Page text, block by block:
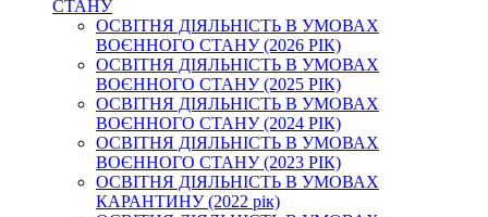
СТАНУ
ОСВІТНЯ ДІЯЛЬНІСТЬ В УМОВАХ
ВОЄННОГО СТАНУ (2026 РІК)
ОСВІТНЯ ДІЯЛЬНІСТЬ В УМОВАХ
ВОЄННОГО СТАНУ (2025 РІК)
ОСВІТНЯ ДІЯЛЬНІСТЬ В УМОВАХ
ВОЄННОГО СТАНУ (2024 РІК)
ОСВІТНЯ ДІЯЛЬНІСТЬ В УМОВАХ
ВОЄННОГО СТАНУ (2023 РІК)
ОСВІТНЯ ДІЯЛЬНІСТЬ В УМОВАХ
КАРАНТИНУ (2022 рік)